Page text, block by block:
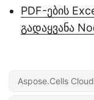
PDF-ების
გადაყვანა
Aspose.Cells